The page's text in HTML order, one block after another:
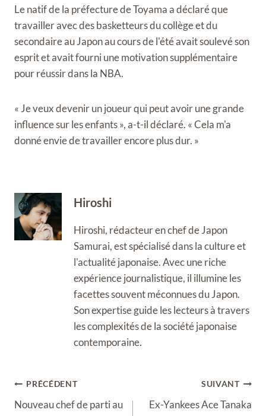
Le natif de la préfecture de Toyama a déclaré que
travailler avec des basketteurs du collège et du
secondaire au Japon au cours de l'été avait soulevé son
esprit et avait fourni une motivation supplémentaire
pour réussir dans la NBA.
« Je veux devenir un joueur qui peut avoir une grande
influence sur les enfants », a-t-il déclaré. « Cela m'a
donné envie de travailler encore plus dur. »
Hiroshi
Hiroshi, rédacteur en chef de Japon
Samurai, est spécialisé dans la culture et
l'actualité japonaise. Avec une riche
expérience journalistique, il illumine les
facettes souvent méconnues du Japon.
Son expertise guide les lecteurs à travers
les complexités de la société japonaise
contemporaine.
Navigation
de
PRÉCÉDENT
Nouveau chef de parti au
SUIVANT
Ex-Yankees Ace Tanaka